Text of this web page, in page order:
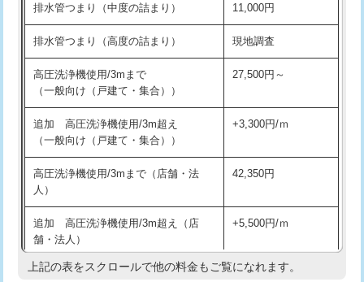
給水管工事※（ホール加工) 16,500円
給水管工事※（バンド止め) 3,300円
給水管工事※（支持金具設置)
給水管工事※（保温材使用（バンド止
め込み）)
5,500円
給水管工事※（土の掘削・埋め戻し作
業)
11,000円
給水管工事※（塩ビ管（VP・HI）使
用/3ｍまで)
33,000円
給水管工事※（塩ビ管（VP・HI）使
+8,800円
排水管つまり（中度の詰まり） 11,000円
排水管つまり（高度の詰まり） 現地調査
高圧洗浄機使用/3mまで
（一般向け（戸建て・集合））
27,500円～
追加 高圧洗浄機使用/3m超え
（一般向け（戸建て・集合））
+3,300円/ｍ
高圧洗浄機使用/3mまで（店舗・法
人）
42,350円
追加 高圧洗浄機使用/3m超え（店
舗・法人）
+5,500円/ｍ
高度高圧洗浄換 現地調査
上記の表をスクロールで他の料金もご覧になれます。